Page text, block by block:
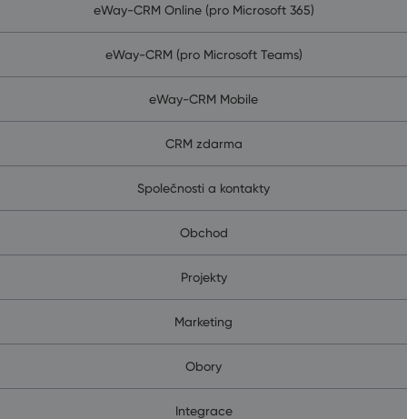
eWay-CRM Online (pro Microsoft 365)
eWay-CRM (pro Microsoft Teams)
eWay-CRM Mobile
CRM zdarma
Společnosti a kontakty
Obchod
Projekty
Marketing
Obory
Integrace